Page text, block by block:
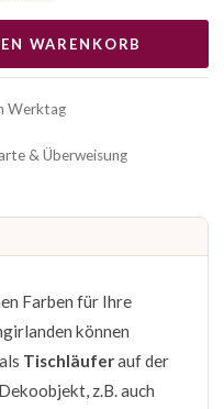
WARENKORB
Werktag
& Überweisung
Farben für Ihre
können
Tischläuferauf der
z.B. auch